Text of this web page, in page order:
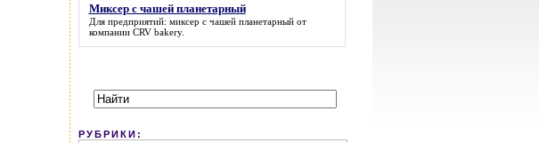
Миксер с чашей планетарный
Для предприятий: миксер с чашей планетарныйот
компании CRV bakery.
РУБРИКИ: